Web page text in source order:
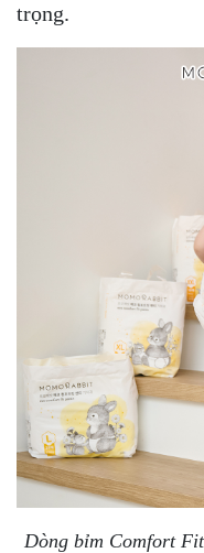
trọng.
Dòng bỉm Comfort